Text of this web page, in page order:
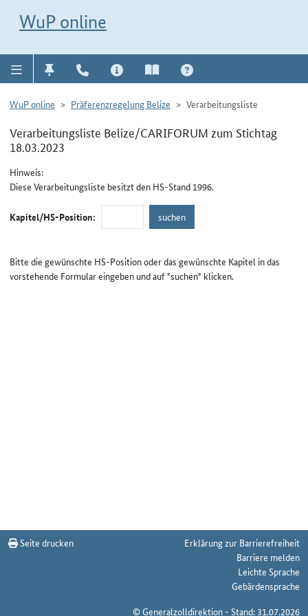
WuP online
WuP online Präferenzregelung Belize Verarbeitungsliste
Verarbeitungsliste Belize/CARIFORUM zum Stichtag
18.03.2023
Hinweis:
Diese Verarbeitungsliste besitzt den HS-Stand 1996.
Kapitel/HS-Position:
Bitte die gewünschte HS-Position oder das gewünschte Kapitel in das
vorstehende Formular eingeben und auf "suchen" klicken.
Seite drucken
Erklärung zur Barrierefreiheit
Barriere melden
Leichte Sprache
Gebärdensprache
© Generalzolldirektion - Stand: 31.07.2026